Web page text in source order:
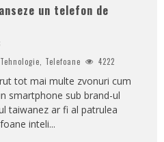
un telefon de
Tehnologie, Telefoane 4222
tot mai multe zvonuri cum
smartphone sub brand-ul
taiwanez ar fi al patrulea
inteli...